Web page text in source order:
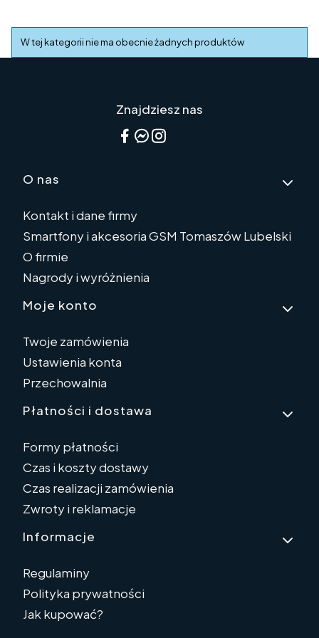
Lista produktów
W tej kategorii nie ma obecnie żadnych produktów
Znajdziesz nas
Linki w stopce
O nas
Kontakt i dane firmy
Smartfony i akcesoria GSM Tomaszów Lubelski
O firmie
Nagrody i wyróżnienia
Moje konto
Twoje zamówienia
Ustawienia konta
Przechowalnia
Płatności i dostawa
Formy płatności
Czas i koszty dostawy
Czas realizacji zamówienia
Zwroty i reklamacje
Informacje
Regulaminy
Polityka prywatności
Jak kupować?